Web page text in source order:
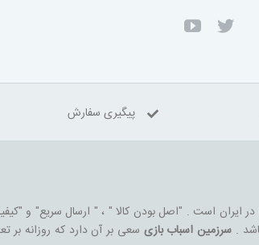
پیگیری سفارش
در ایران است . "اصل بودن کالا " ، " ارسال سریع" و
. سرزمین اسباب بازی سعی بر آن دارد که روزانه بر